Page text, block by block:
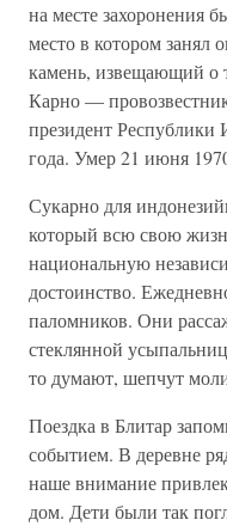
на месте захоронения
место в котором
камень, извещающий о
Карно —
президент
года. Умер 21 июня
Сукарно для
который всю свою
национальную
достоинство.
паломников. Они
стеклянной
то думают, шепчут
Поездка в Блитар
событием. В деревне
наше внимание
дом. Дети были так